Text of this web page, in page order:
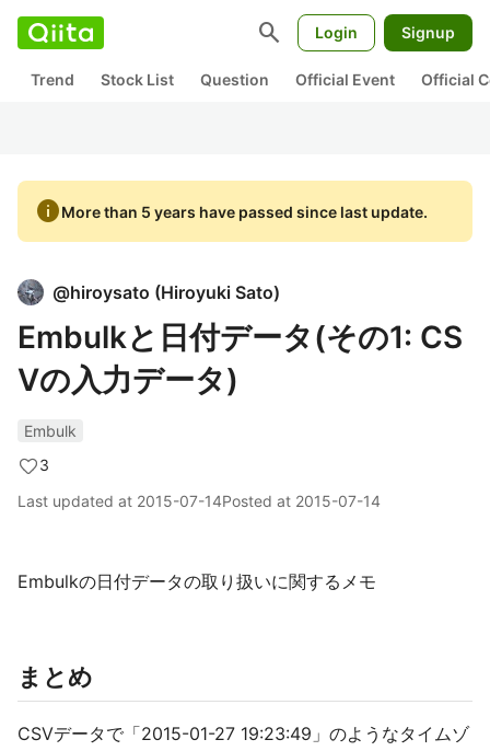
search Login Signup
Trend Stock List Question Official Event Official
infoMore than 5 years have passed since last update.
@hiroysato (Hiroyuki Sato)
Embulkと日付データ(その1: CS
Vの入力データ)
Embulk
3
Last updated at 2015-07-14Posted at 2015-07-14
Embulkの日付データの取り扱いに関するメモ
まとめ
CSVデータで「2015-01-27 19:23:49」のようなタイムゾ